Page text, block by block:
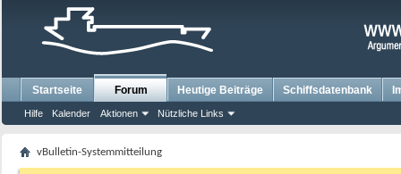
Startseite Forum
Hilfe Kalender Aktionen Nützliche Links
Heutige Beiträge Schiffsdatenbank
vBulletin-Systemmitteilung